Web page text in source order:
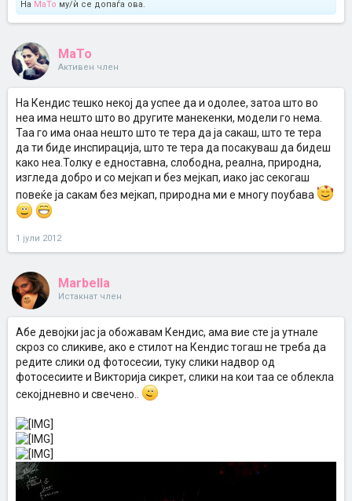
На MaTo му/ѝ се допаѓа ова.
MaTo
Активен член
На Кендис тешко некој да успее да и одолее, затоа што во
неа има нешто што во другите манекенки, модели го нема.
Таа го има онаа нешто што те тера да ја сакаш, што те тера
да ти биде инспирација, што те тера да посакуваш да бидеш
како неа.Толку е едноставна, слободна, реална, природна,
изгледа добро и со мејкап и без мејкап, иако јас секогаш
повеќе ја сакам без мејкап, природна ми е многу поубава
1 јули 2012
Marbella
Истакнат член
Aбе девојки јас ја обожавам Кендис, ама вие сте ја утнале
скроз со сликиве, ако е стилот на Кендис тогаш не треба да
редите слики од фотосесии, туку слики надвор од
фотосесиите и Викторија сикрет, слики на кои таа се облекла
секојдневно и свечено..